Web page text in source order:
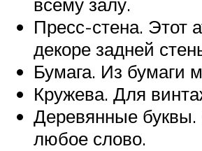
Пресс-стена. Этот
декоре задней
Бумага. Из бумаги
Кружева. Для
Деревянные буквы.
любое слово.